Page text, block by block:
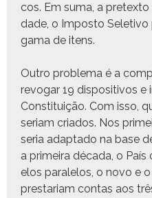
cos. Em suma, a
dade, o Impos­to
gama de itens.
Out­ro prob­le­ma é a
revog­ar 19 dis­pos­i­tivos e
Con­sti­tu­ição. Com isso,
seri­am cri­a­dos. Nos
seria adap­ta­do na base
a primeira déca­da, o
e­los para­le­los, o novo e
prestari­am con­tas aos